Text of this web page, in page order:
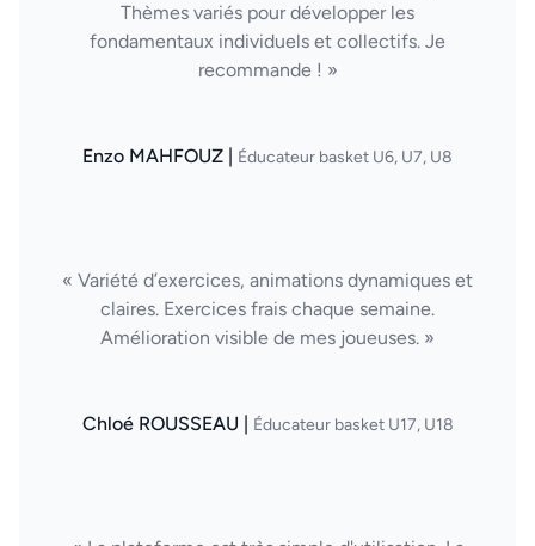
Thèmes variés pour développer les
fondamentaux individuels et collectifs. Je
recommande ! »
Enzo MAHFOUZ | Éducateur basket U6, U7, U8
« Variété d’exercices, animations dynamiques et
claires. Exercices frais chaque semaine.
Amélioration visible de mes joueuses. »
Chloé ROUSSEAU | Éducateur basket U17, U18